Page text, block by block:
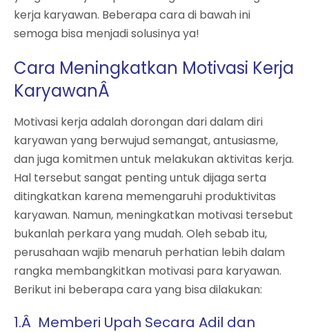
kerja karyawan. Beberapa cara di bawah ini
semoga bisa menjadi solusinya ya!
Cara Meningkatkan Motivasi Kerja
KaryawanÂ
Motivasi kerja adalah dorongan dari dalam diri
karyawan yang berwujud semangat, antusiasme,
dan juga komitmen untuk melakukan aktivitas kerja.
Hal tersebut sangat penting untuk dijaga serta
ditingkatkan karena memengaruhi produktivitas
karyawan. Namun, meningkatkan motivasi tersebut
bukanlah perkara yang mudah. Oleh sebab itu,
perusahaan wajib menaruh perhatian lebih dalam
rangka membangkitkan motivasi para karyawan.
Berikut ini beberapa cara yang bisa dilakukan:
1.Â Memberi Upah Secara Adil dan